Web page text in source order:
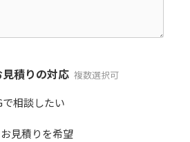
積りの対応 複数選択可
相談したい
見積りを希望